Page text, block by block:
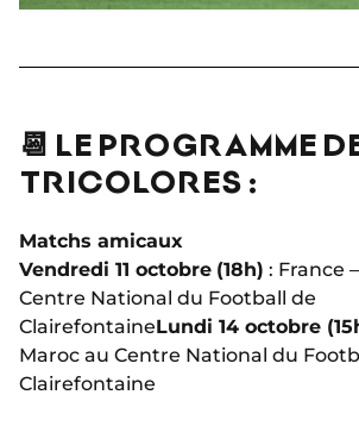
📆 LE PROGRAMME
TRICOLORES :
Matchs amicaux
Vendredi 11 octobre (18h) : France
Centre National du Football de
ClairefontaineLundi 14 octobre
Maroc au Centre National du
Clairefontaine